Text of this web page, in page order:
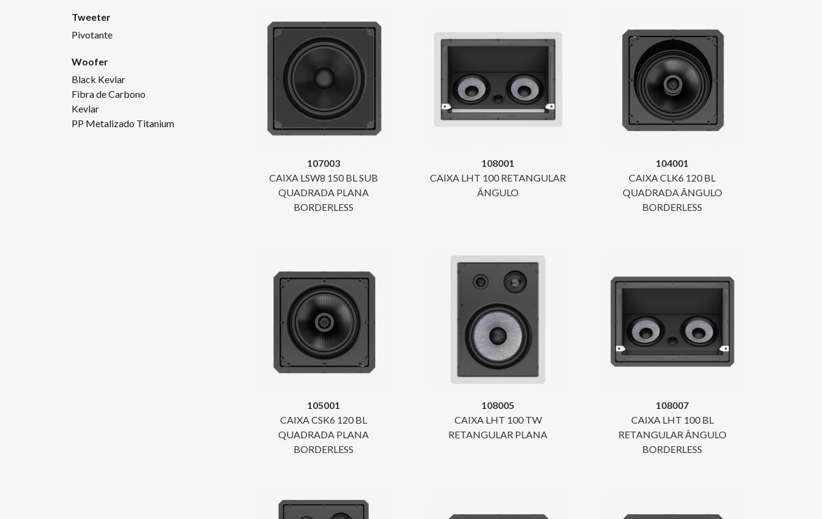
Tweeter
Pivotante
Woofer
Black Kevlar
Fibra de Carbono
Kevlar
PP Metalizado Titanium
107003
CAIXA LSW8 150 BL SUB
QUADRADA PLANA
BORDERLESS
108001
CAIXA LHT 100 RETANGULAR
ÂNGULO
104001
CAIXA CLK6 120 BL
QUADRADA ÂNGULO
BORDERLESS
105001
CAIXA CSK6 120 BL
QUADRADA PLANA
BORDERLESS
108005
CAIXA LHT 100 TW
RETANGULAR PLANA
108007
CAIXA LHT 100 BL
RETANGULAR ÂNGULO
BORDERLESS